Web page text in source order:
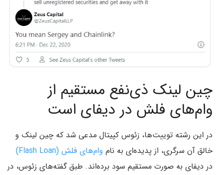
چین لینک ذی‌نفع مستقیم از
وام‌های فلش در دیفای است
در این رشته توییت‌ها، زئوس کپیتال مدعی شد که چین لینک و
خالق آن سرگری، از پدیده‌ای به نام وام‌های فلش (Flash Loan)
در دیفای به صورت مستقیم سود برده‌اند. طبق گفته‌های زئوس، در